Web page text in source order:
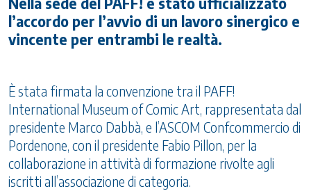
l’accordo per l’avvio di un lavoro sinergico e
vincente per entrambi le realtà.
È stata firmata la convenzione tra il PAFF!
International Museum of Comic Art, rappresentata dal
presidente Marco Dabbà, e l’ASCOM Confcommercio di
Pordenone, con il presidente Fabio Pillon, per la
collaborazione in attività di formazione rivolte agli
iscritti all’associazione di categoria.